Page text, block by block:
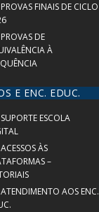
PROVAS FINAIS DE CICLO
PROVAS DE
À
E ENC. EDUC.
SUPORTE ESCOLA
ACESSOS ÀS
–
ATENDIMENTO AOS ENC.